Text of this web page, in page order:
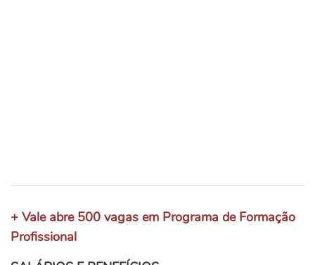
+ Vale abre 500 vagas em Programa de Formação
Profissional